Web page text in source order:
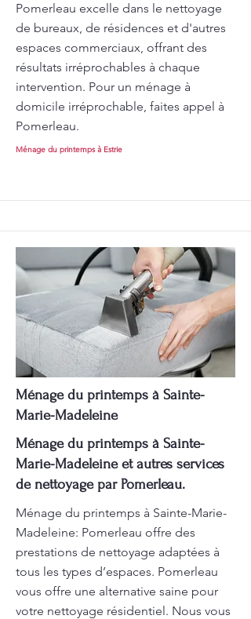
Pomerleau excelle dans le nettoyage
de bureaux, de résidences et d'autres
espaces commerciaux, offrant des
résultats irréprochables à chaque
intervention. Pour un ménage à
domicile irréprochable, faites appel à
Pomerleau.
Ménage du printemps à Estrie
Ménage du printemps à Sainte-
Marie-Madeleine
Ménage du printemps à Sainte-
Marie-Madeleine et autres services
de nettoyage par Pomerleau.
Ménage du printemps à Sainte-Marie-
Madeleine: Pomerleau offre des
prestations de nettoyage adaptées à
tous les types d’espaces. Pomerleau
vous offre une alternative saine pour
votre nettoyage résidentiel. Nous vous